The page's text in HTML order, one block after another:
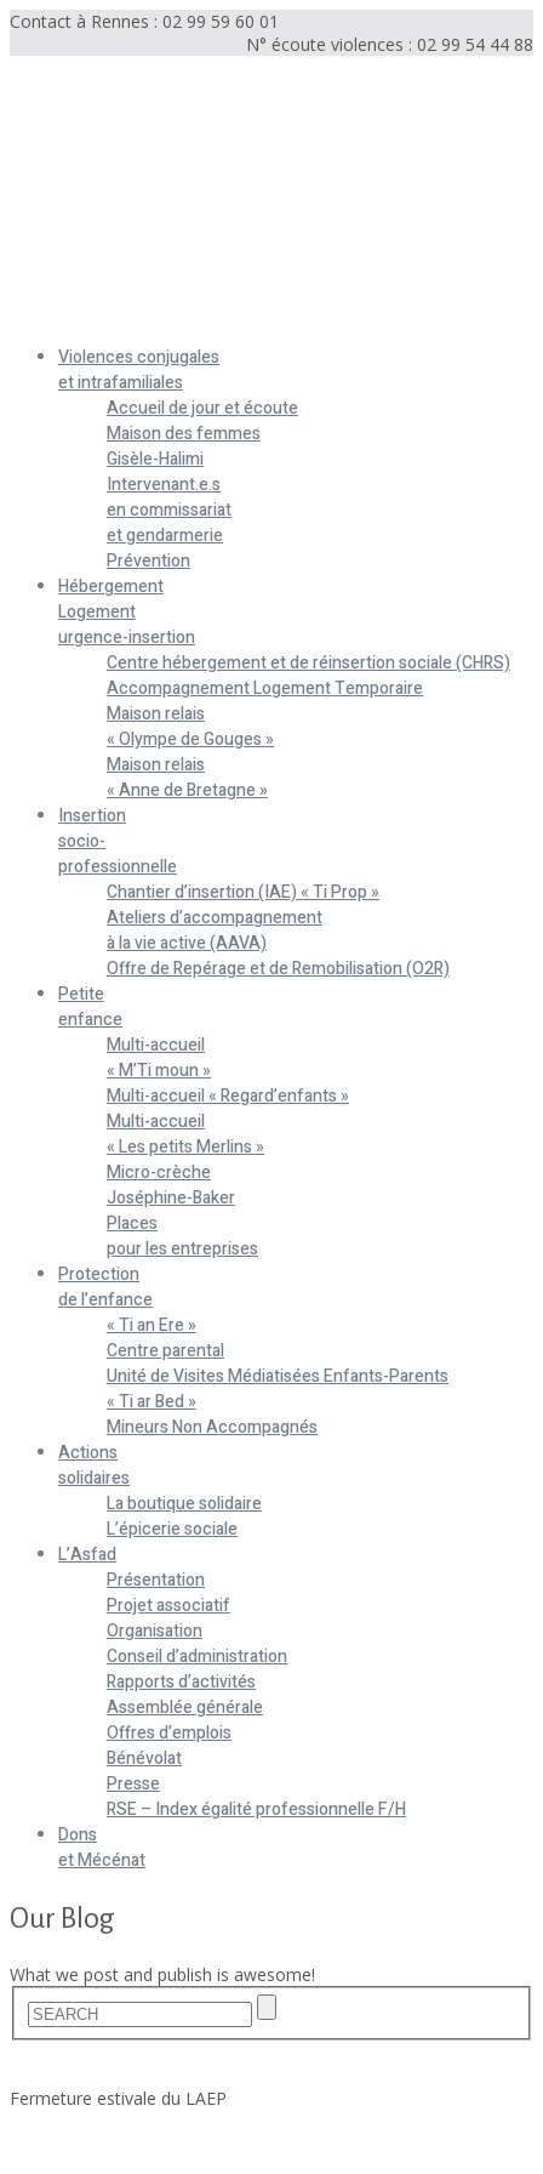
Contact à Rennes : 02 99 59 60 01
N° écoute violences : 02 99 54 44 88
Violences conjugales
et intrafamiliales
Accueil de jour et écoute
Maison des femmes
Gisèle-Halimi
Intervenant.e.s
en commissariat
et gendarmerie
Prévention
Hébergement
Logement
urgence-insertion
Centre hébergement et de réinsertion sociale (CHRS)
Accompagnement Logement Temporaire
Maison relais
« Olympe de Gouges »
Maison relais
« Anne de Bretagne »
Insertion
socio-
professionnelle
Chantier d’insertion (IAE) « Ti Prop »
Ateliers d’accompagnement
à la vie active (AAVA)
Offre de Repérage et de Remobilisation (O2R)
Petite
enfance
Multi-accueil
« M’Ti moun »
Multi-accueil « Regard’enfants »
Multi-accueil
« Les petits Merlins »
Micro-crèche
Joséphine-Baker
Places
pour les entreprises
Protection
de l’enfance
« Ti an Ere »
Centre parental
Unité de Visites Médiatisées Enfants-Parents
« Ti ar Bed »
Mineurs Non Accompagnés
Actions
solidaires
La boutique solidaire
L’épicerie sociale
L’Asfad
Présentation
Projet associatif
Organisation
Conseil d’administration
Rapports d’activités
Assemblée générale
Offres d’emplois
Bénévolat
Presse
RSE – Index égalité professionnelle F/H
Dons
et Mécénat
Our Blog
What we post and publish is awesome!
Fermeture estivale du LAEP